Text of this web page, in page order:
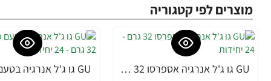
מוצרים לפי קטגוריה
GU גו ג'ל אנרגיה אספרסו 32 גרם - 24 יחידות